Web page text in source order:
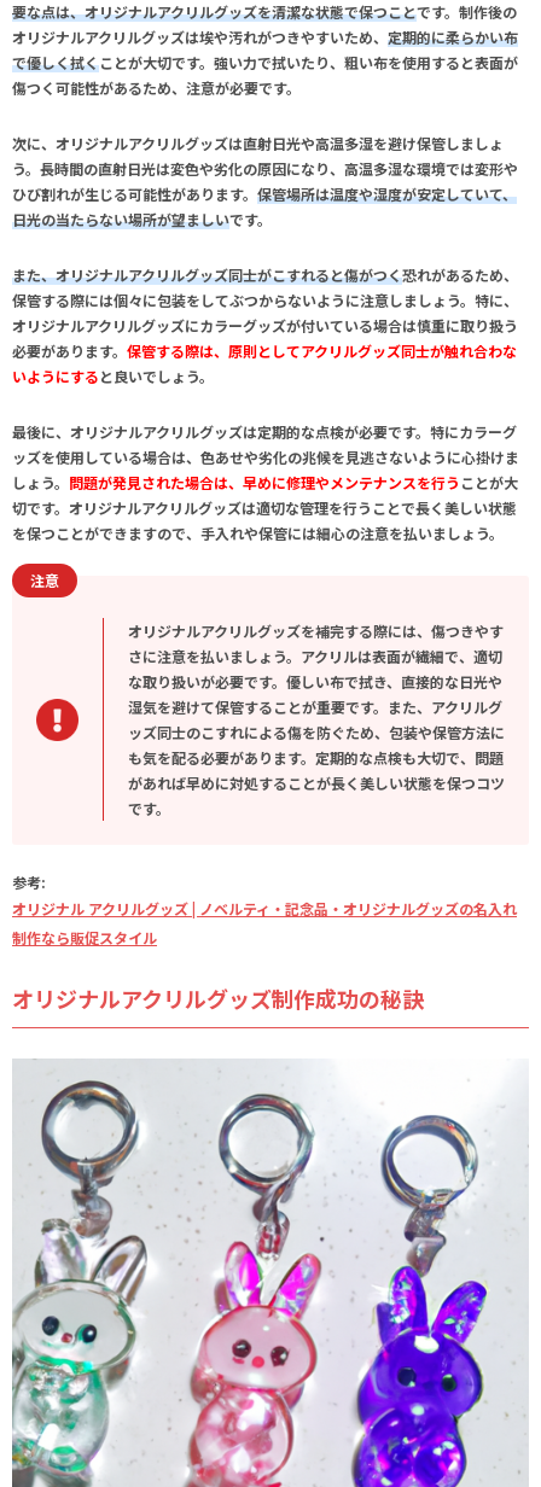
要な点は、オリジナルアクリルグッズを清潔な状態で保つことです。制作後の
オリジナルアクリルグッズは埃や汚れがつきやすいため、 定期的に柔らかい布
で優しく拭くことが大切です。強い力で拭いたり、粗い布を使用すると表面が
傷つく可能性があるため、注意が必要です。
次に、オリジナルアクリルグッズは直射日光や高温多湿を避け保管しましょ
う。長時間の直射日光は変色や劣化の原因になり、高温多湿な環境では変形や
ひび割れが生じる可能性があります。 保管場所は温度や湿度が安定していて、
日光の当たらない場所が望ましいです。
また、オリジナルアクリルグッズ同士がこすれると傷がつく恐れがあるため、
保管する際には個々に包装をしてぶつからないように注意しましょう。特に、
オリジナルアクリルグッズにカラーグッズが付いている場合は慎重に取り扱う
必要があります。 保管する際は、原則としてアクリルグッズ同士が触れ合わな
いようにすると良いでしょう。
最後に、オリジナルアクリルグッズは定期的な点検が必要です。特にカラーグ
ッズを使用している場合は、色あせや劣化の兆候を見逃さないように心掛けま
しょう。 問題が発見された場合は、早めに修理やメンテナンスを行う ことが大
切です。オリジナルアクリルグッズは適切な管理を行うことで長く美しい状態
を保つことができますので、手入れや保管には細心の注意を払いましょう。
注意
オリジナルアクリルグッズを補完する際には、傷つきやす
さに注意を払いましょう。アクリルは表面が繊細で、適切
な取り扱いが必要です。優しい布で拭き、直接的な日光や
湿気を避けて保管することが重要です。また、アクリルグ
ッズ同士のこすれによる傷を防ぐため、包装や保管方法に
も気を配る必要があります。定期的な点検も大切で、問題
があれば早めに対処することが長く美しい状態を保つコツ
です。
参考:
オリジナル アクリルグッズ | ノベルティ・記念品・オリジナルグッズの名入れ
制作なら販促スタイル
オリジナルアクリルグッズ制作成功の秘訣